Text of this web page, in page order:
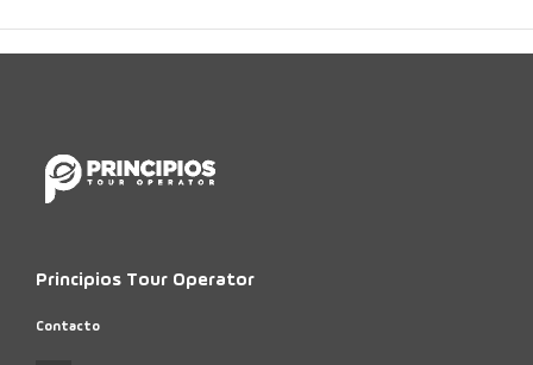
Principios Tour Operator
Contacto